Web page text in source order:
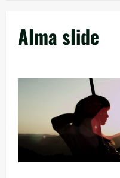
Alma slide